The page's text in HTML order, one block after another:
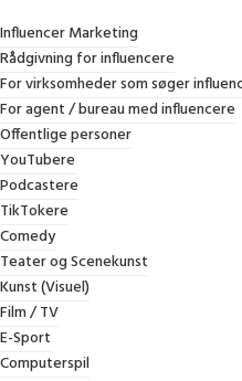
Influencer Marketing
Rådgivning for influencere
For virksomheder som søger
For agent / bureau med influencere
Offentlige personer
YouTubere
Podcastere
TikTokere
Comedy
Teater og Scenekunst
Kunst (Visuel)
Film / TV
E-Sport
Computerspil
med ekspertviden inden for:
underholdningsbranchen i
2) Immaterialret, herunder
personlighedsret og
Advokatfirmaet er stiftet i 2023
LL.M i Intellecual Property,